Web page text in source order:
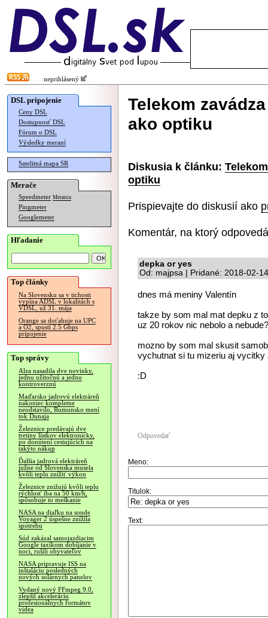
neprihlásený
DSL pripojenie
Ceny DSL
Dostupnosť DSL
Fórum o DSL
Výsledky meraní
Satelitná mapa SR
Merače
Speedmeter Merania
Pingmeter
Googlemeter
Hľadanie
Top články
Na Slovensku sa v tichosti
vypína ADSL v lokalitách s
VDSL, už 31. mája
Orange sa doťahuje na UPC
a O2, spustí 2.5 Gbps
pripojenie
Top správy
Alza nasadila dve novinky,
jednu užitočnú a jednu
kontroverznú
Maďarsko jadrovú elektráreň
nakoniec kompletne
neodstavilo, Rumunsko mení
tok Dunaja
Železnice predávajú dve
tretiny lístkov elektronicky,
po donútení cestujúcich na
takýto nákup
Ďalšia jadrová elektráreň
južne od Slovenska musela
kvôli teplu znížiť výkon
Železnice znižujú kvôli teplu
rýchlosť iba na 50 km/h,
spôsobuje to meškanie
NASA na diaľku na sonde
Voyager 2 úspešne znížila
spotrebu
Súd zakázal samojazdiacim
Google taxíkom dobíjanie v
noci, rušili obyvateľov
NASA pripravuje ISS na
inštaláciu posledných
nových solárnych panelov
Vydaný nový FFmpeg 9.0,
zlepšil akceleráciu
profesionálnych formátov
videa
Telekom
ako optiku
Diskusia k článku:
optiku
Prispievajte do diskusií ako
Komentár, na ktorý
depka or yes
Od: majpsa | Pridané: 2018-02-
dnes má meniny Valentín
takze by som mal mat depku z
uz 20 rokov nic nebolo a nebude?
mozno by som mal skusit
vychutnat si tu mizeriu aj vycitky
:D
Odpovedať
Meno:
Titulok:
Text: